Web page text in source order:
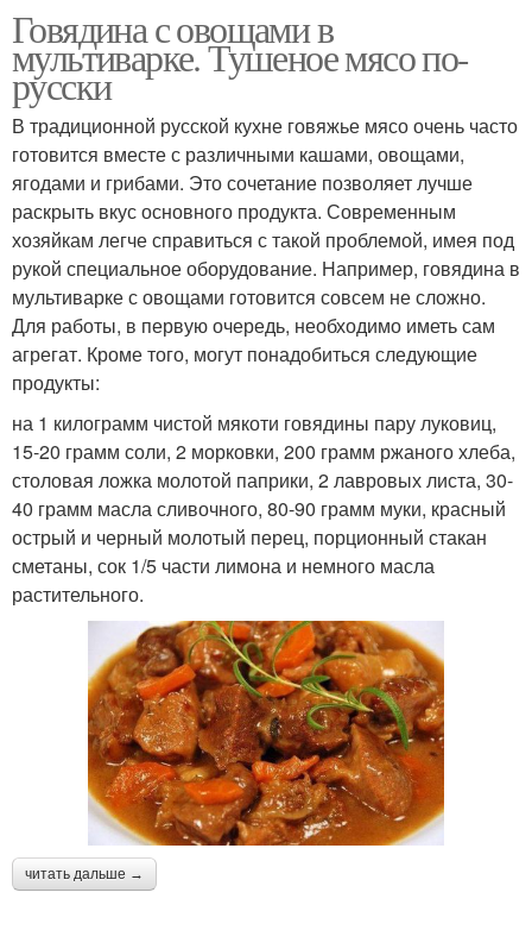
Говядина с овощами в
мультиварке. Тушеное мясо по-
русски
В традиционной русской кухне говяжье мясо очень часто
готовится вместе с различными кашами, овощами,
ягодами и грибами. Это сочетание позволяет лучше
раскрыть вкус основного продукта. Современным
хозяйкам легче справиться с такой проблемой, имея под
рукой специальное оборудование. Например, говядина в
мультиварке с овощами готовится совсем не сложно.
Для работы, в первую очередь, необходимо иметь сам
агрегат. Кроме того, могут понадобиться следующие
продукты:
на 1 килограмм чистой мякоти говядины пару луковиц,
15-20 грамм соли, 2 морковки, 200 грамм ржаного хлеба,
столовая ложка молотой паприки, 2 лавровых листа, 30-
40 грамм масла сливочного, 80-90 грамм муки, красный
острый и черный молотый перец, порционный стакан
сметаны, сок 1/5 части лимона и немного масла
растительного.
читать дальше →